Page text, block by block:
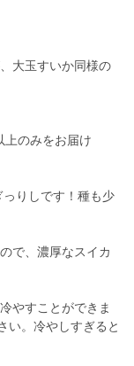
大玉すいか同様の
上のみをお届け
りしです！種も少
で、濃厚なスイカ
やすことができま
い。冷やしすぎると